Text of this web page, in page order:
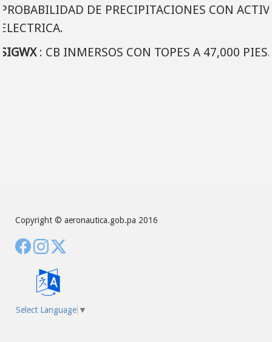
PROBABILIDAD DE PRECIPITACIONES CON
ELECTRICA.
SIGWX: CB INMERSOS CON TOPES A 47,000
Copyright © aeronautica.gob.pa 2016
Select Language ▼